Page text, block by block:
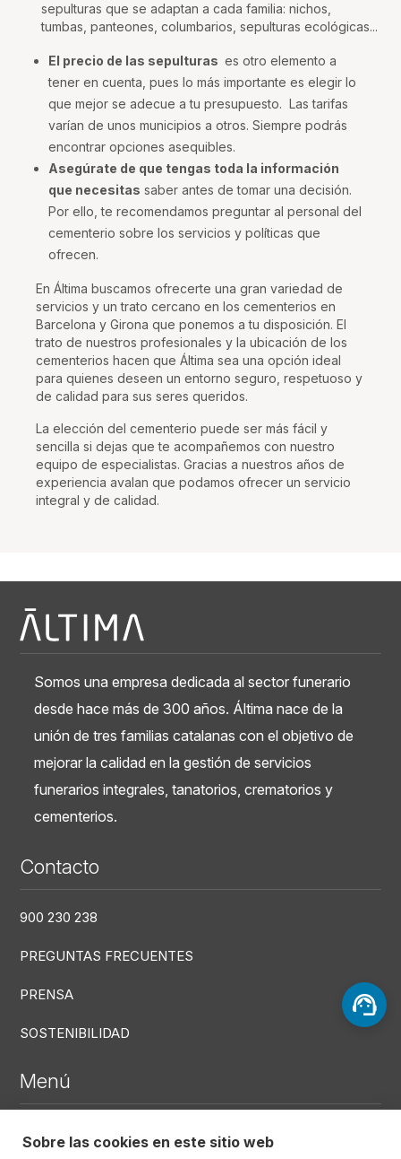
sepulturas que se adaptan a cada familia: nichos,
tumbas, panteones, columbarios, sepulturas ecológicas...
El precio de las sepulturas es otro elemento a
tener en cuenta, pues lo más importante es elegir lo
que mejor se adecue a tu presupuesto. Las tarifas
varían de unos municipios a otros. Siempre podrás
encontrar opciones asequibles.
Asegúrate de que tengas toda la información
que necesitas saber antes de tomar una decisión.
Por ello, te recomendamos preguntar al personal del
cementerio sobre los servicios y políticas que
ofrecen.
En Áltima buscamos ofrecerte una gran variedad de
servicios y un trato cercano en los cementerios en
Barcelona y Girona que ponemos a tu disposición. El
trato de nuestros profesionales y la ubicación de los
cementerios hacen que Áltima sea una opción ideal
para quienes deseen un entorno seguro, respetuoso y
de calidad para sus seres queridos.
La elección del cementerio puede ser más fácil y
sencilla si dejas que te acompañemos con nuestro
equipo de especialistas. Gracias a nuestros años de
experiencia avalan que podamos ofrecer un servicio
integral y de calidad.
Somos una empresa dedicada al sector funerario
desde hace más de 300 años. Áltima nace de la
unión de tres familias catalanas con el objetivo de
mejorar la calidad en la gestión de servicios
funerarios integrales, tanatorios, crematorios y
cementerios.
Contacto
900 230 238
PREGUNTAS FRECUENTES
PRENSA
SOSTENIBILIDAD
Menú
Sobre las cookies en este sitio web